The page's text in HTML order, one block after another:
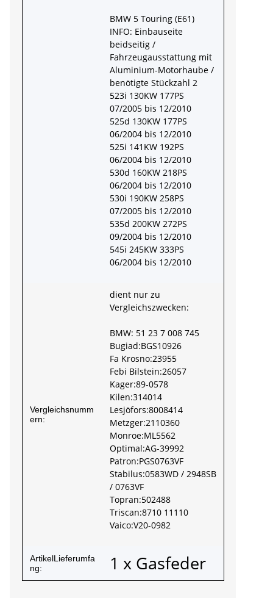
BMW 5 Touring (E61)
INFO: Einbauseite
beidseitig /
Fahrzeugausstattung mit
Aluminium-Motorhaube /
benötigte Stückzahl 2
523i 130KW 177PS
07/2005 bis 12/2010
525d 130KW 177PS
06/2004 bis 12/2010
525i 141KW 192PS
06/2004 bis 12/2010
530d 160KW 218PS
06/2004 bis 12/2010
530i 190KW 258PS
07/2005 bis 12/2010
535d 200KW 272PS
09/2004 bis 12/2010
545i 245KW 333PS
06/2004 bis 12/2010
Vergleichsnumm
ern:
dient nur zu
Vergleichszwecken:
BMW: 51 23 7 008 745
Bugiad:BGS10926
Fa Krosno:23955
Febi Bilstein:26057
Kager:89-0578
Kilen:314014
Lesjöfors:8008414
Metzger:2110360
Monroe:ML5562
Optimal:AG-39992
Patron:PGS0763VF
Stabilus:0583WD / 2948SB
/ 0763VF
Topran:502488
Triscan:8710 11110
Vaico:V20-0982
ArtikelLieferumfa
ng:
1 x Gasfeder